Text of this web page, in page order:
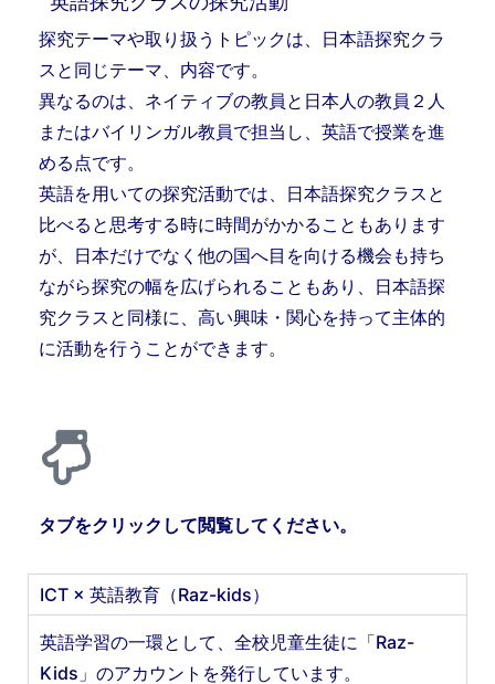
探究テーマや取り扱うトピックは、日本語探究クラ
スと同じテーマ、内容です。
異なるのは、ネイティブの教員と日本人の教員２人
またはバイリンガル教員で担当し、英語で授業を進
める点です。
英語を用いての探究活動では、日本語探究クラスと
比べると思考する時に時間がかかることもあります
が、日本だけでなく他の国へ目を向ける機会も持ち
ながら探究の幅を広げられることもあり、日本語探
究クラスと同様に、高い興味・関心を持って主体的
に活動を行うことができます。
タブをクリックして閲覧してください。
ICT × 英語教育（Raz-kids）
英語学習の一環として、全校児童生徒に「Raz-
Kids」のアカウントを発行しています。